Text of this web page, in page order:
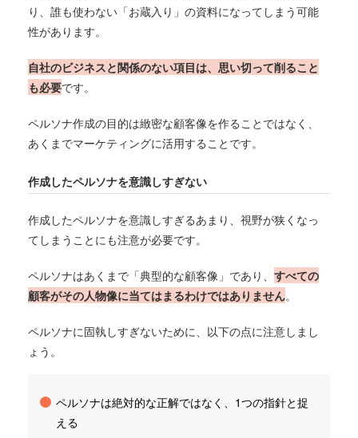
り、誰も使わない「お蔵入り」の資料になってしまう可能
性があります。
自社のビジネスと関係のない項目は、思い切って削ること
も必要です。
ペルソナ作成の目的は緻密な顧客像を作ることではなく、
あくまでマーケティングに活用することです。
作成したペルソナを意識しすぎない
作成したペルソナを意識しすぎるあまり、視野が狭くなっ
てしまうことにも注意が必要です。
ペルソナはあくまで「典型的な顧客像」であり、すべての
顧客がその人物像に当てはまるわけではありません。
ペルソナに固執しすぎないために、以下の点に注意しまし
ょう。
ペルソナは絶対的な正解ではなく、1つの指針と捉
える